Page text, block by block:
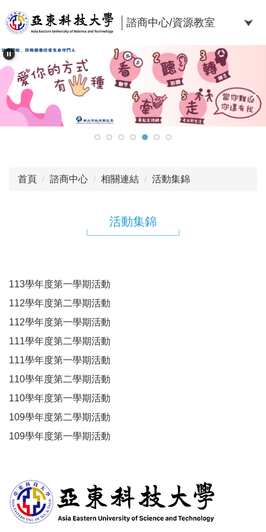
到
主
內
容
區
諮商中心/資源教室
首頁 諮商中心 相關連結 活動集錦
活動集錦
113學年度第一學期活動
112學年度第二學期活動
112學年度第一學期活動
111學年度第二學期活動
111學年度第一學期活動
110學年度第二學期活動
110學年度第一學期活動
109學年度第二學期活動
109學年度第一學期活動